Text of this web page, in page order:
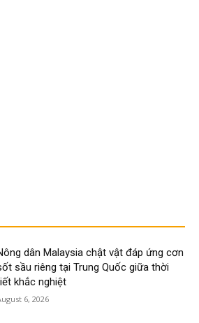
dân Malaysia chật vật đáp ứng cơn
sầu riêng tại Trung Quốc giữa thời
khắc nghiệt
6, 2026